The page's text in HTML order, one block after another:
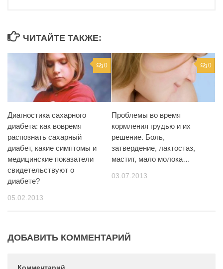
ЧИТАЙТЕ ТАКЖЕ:
0
Диагностика сахарного
диабета: как вовремя
распознать сахарный
диабет, какие симптомы и
медицинские показатели
свидетельствуют о
диабете?
05.02.2013
0
Проблемы во время
кормления грудью и их
решение. Боль,
затвердение, лактостаз,
мастит, мало молока…
03.07.2013
ДОБАВИТЬ КОММЕНТАРИЙ